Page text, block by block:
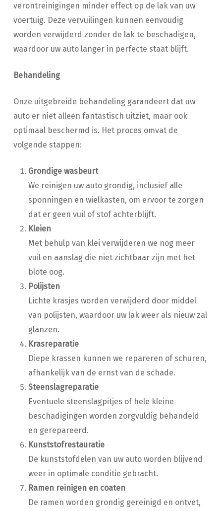
verontreinigingen minder effect op de lak van uw
voertuig. Deze vervuilingen kunnen eenvoudig
worden verwijderd zonder de lak te beschadigen,
waardoor uw auto langer in perfecte staat blijft.
Behandeling
Onze uitgebreide behandeling garandeert dat uw
auto er niet alleen fantastisch uitziet, maar ook
optimaal beschermd is. Het proces omvat de
volgende stappen:
Grondige wasbeurt
We reinigen uw auto grondig, inclusief alle
sponningen en wielkasten, om ervoor te zorgen
dat er geen vuil of stof achterblijft.
Kleien
Met behulp van klei verwijderen we nog meer
vuil en aanslag die niet zichtbaar zijn met het
blote oog.
Polijsten
Lichte krasjes worden verwijderd door middel
van polijsten, waardoor uw lak weer als nieuw zal
glanzen.
Krasreparatie
Diepe krassen kunnen we repareren of schuren,
afhankelijk van de ernst van de schade.
Steenslagreparatie
Eventuele steenslagpitjes of hele kleine
beschadigingen worden zorgvuldig behandeld
en gerepareerd.
Kunststofrestauratie
De kunststofdelen van uw auto worden blijvend
weer in optimale conditie gebracht.
Ramen reinigen en coaten
De ramen worden grondig gereinigd en ontvet,